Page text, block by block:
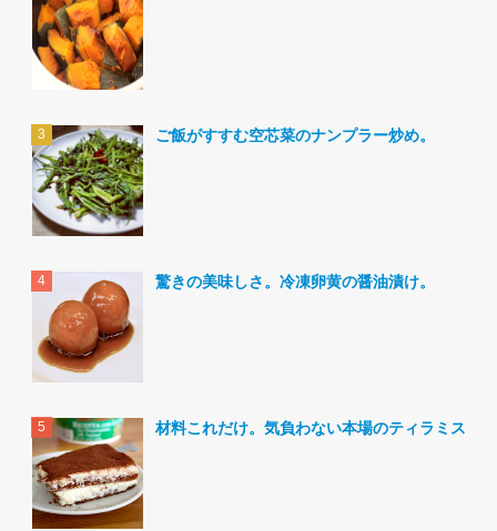
ご飯がすすむ空芯菜のナンプラー炒め。
驚きの美味しさ。冷凍卵黄の醤油漬け。
材料これだけ。気負わない本場のティラミス。